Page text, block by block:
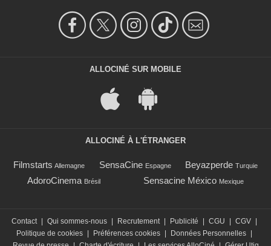
ALLOCINÉ SUR MOBILE
ALLOCINÉ À L'ÉTRANGER
Filmstarts Allemagne SensaCine Espagne Beyazperde Turquie
AdoroCinema Brésil Sensacine México Mexique
Contact | Qui sommes-nous | Recrutement | Publicité | CGU | CGV |
Politique de cookies | Préférences cookies | Données Personnelles |